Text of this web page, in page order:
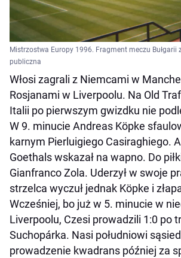
Mistrzostwa Europy 1996. Fragment meczu Bułgarii
publiczna
Włosi zagrali z Niemcami w
Rosjanami w Liverpoolu. Na Old
Italii po pierwszym gwizdku nie
W 9. minucie Andreas Köpke
karnym Pierluigiego Casiraghiego.
Goethals wskazał na wapno. Do
Gianfranco Zola. Uderzył w swoje
strzelca wyczuł jednak Köpke i
Wcześniej, bo już w 5. minucie w
Liverpoolu, Czesi prowadzili 1:0 po
Suchopárka. Nasi południowi
prowadzenie kwadrans później za